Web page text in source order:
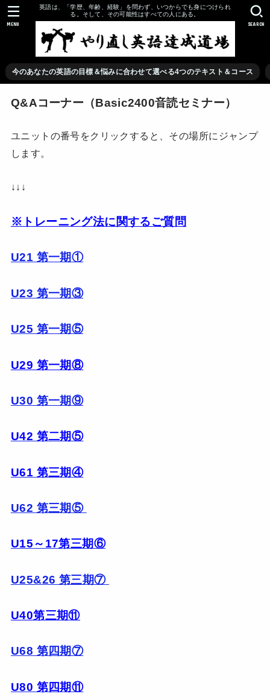
英語は、「学歴、年齢、経験」を問わず、いつからでも身につけられ
る。そして、その可能性はすべての人にある。
今のあなたの英語の目標＆悩みに合わせて選べる4つのテキスト＆コース
SEARCH
MENU
Q&Aコーナー（Basic2400音読セミナー）
ユニットの番号をクリックすると、その場所にジャンプ
します。
↓↓↓
※トレーニング法に関するご質問
U21 第一期①
U23 第一期③
U25 第一期⑤
U29 第一期⑧
U30 第一期⑨
U42 第二期⑤
U61 第三期④
U62 第三期⑤
U15～17第三期⑥
U25&26 第三期⑦
U40第三期⑪
U68 第四期⑦
U80 第四期⑪